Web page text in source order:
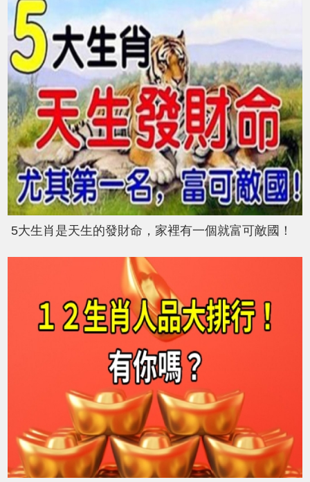
5大生肖是天生的發財命，家裡有一個就富可敵國！